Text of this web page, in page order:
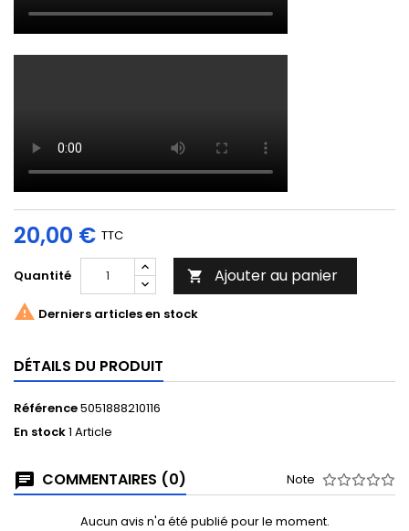
20,00 € TTC
Quantité  Ajouter au panier
 Derniers articles en stock
DÉTAILS DU PRODUIT
Référence5051888210116
En stock1 Article
COMMENTAIRES (0) Note
Aucun avis n'a été publié pour le moment.